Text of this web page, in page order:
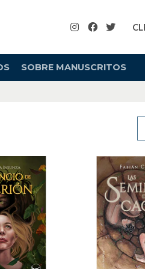
SOBRE MANUSCRITOS